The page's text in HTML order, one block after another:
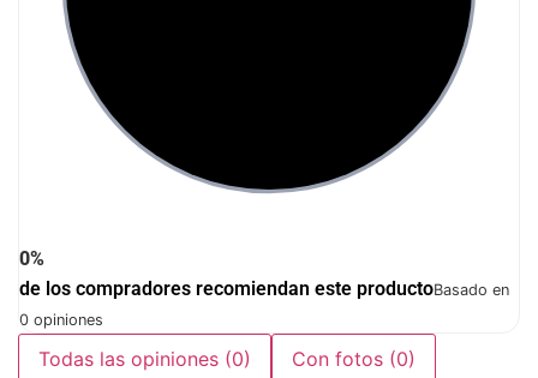
0%
de los compradores recomiendan este productoBasado en
0 opiniones
Todas las opiniones (0) Con fotos (0)